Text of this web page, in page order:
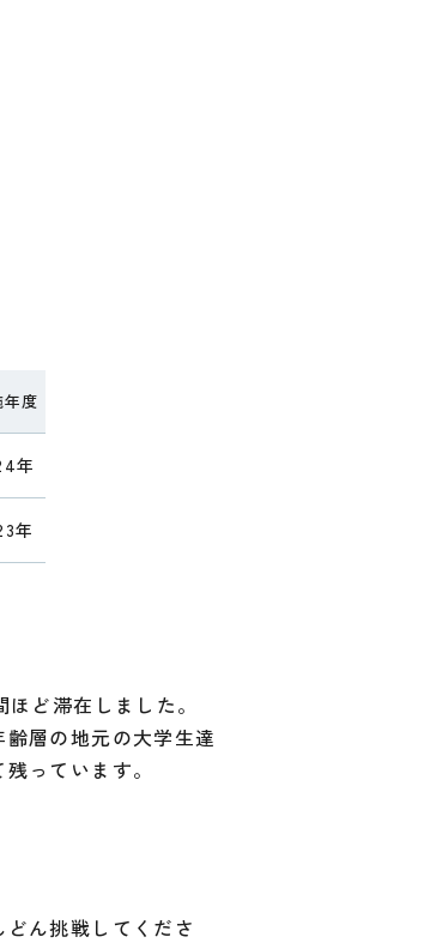
度
年
年
ど滞在しました。
層の地元の大学生達
っています。
ん挑戦してくださ